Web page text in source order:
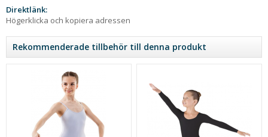
Direktlänk:
Högerklicka och kopiera adressen
Rekommenderade tillbehör till denna produkt